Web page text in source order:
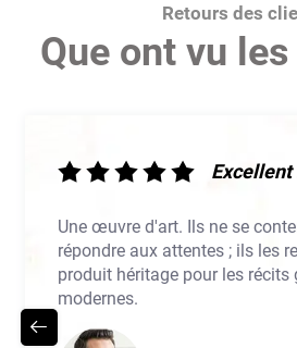
Retours des
Que ont vu
Excellent
Une œuvre d'art. Ils ne se
répondre aux attentes ; ils les
produit héritage pour les
modernes.